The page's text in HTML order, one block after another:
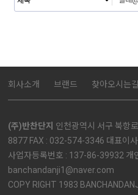
회사소개 브랜드 찾아오시는길
(주)반찬단지 인천광역시 서구 북항
8877 FAX : 032-574-3346 대표이사
사업자등록번호 : 137-86-39932 개
banchandanji1@naver.com
COPY RIGHT 1983